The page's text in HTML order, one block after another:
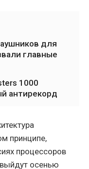
для
главные
1000
антирекорд
принципе,
процессоров
осенью